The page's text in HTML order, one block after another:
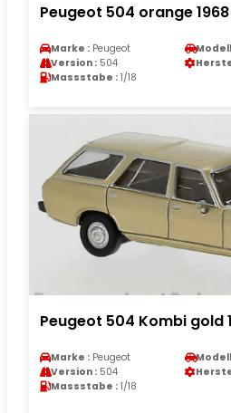
Peugeot 504 orange
Marke : Peugeot
Version : 504
Massstabe : 1/18
Peugeot 504 Kombi gold
Marke : Peugeot
Version : 504
Massstabe : 1/18